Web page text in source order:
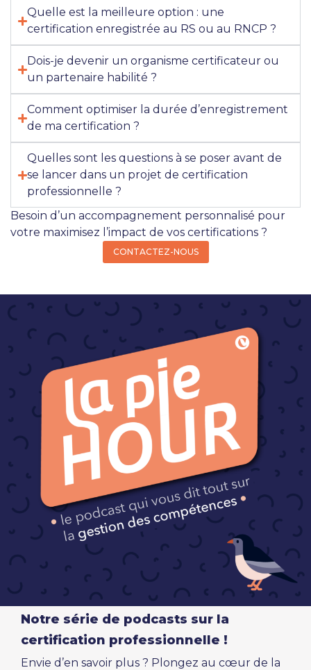
Quelle est la meilleure option : une
certification enregistrée au RS ou au RNCP ?
Dois-je devenir un organisme certificateur ou
un partenaire habilité ?
Comment optimiser la durée d’enregistrement
de ma certification ?
Quelles sont les questions à se poser avant de
se lancer dans un projet de certification
professionnelle ?
Besoin d’un accompagnement personnalisé pour
votre maximisez l’impact de vos certifications ?
CONTACTEZ-NOUS
Notre série de podcasts sur la
certification professionnelle !
Envie d’en savoir plus ? Plongez au cœur de la